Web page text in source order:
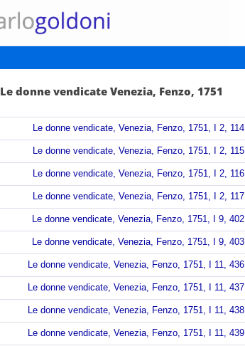
Le donne vendicate Venezia, Fenzo, 1751
Le donne vendicate, Venezia, Fenzo, 1751, I 2, 114
Le donne vendicate, Venezia, Fenzo, 1751, I 2, 115
Le donne vendicate, Venezia, Fenzo, 1751, I 2, 116
Le donne vendicate, Venezia, Fenzo, 1751, I 2, 117
Le donne vendicate, Venezia, Fenzo, 1751, I 9, 402
Le donne vendicate, Venezia, Fenzo, 1751, I 9, 403
Le donne vendicate, Venezia, Fenzo, 1751, I 11, 436
Le donne vendicate, Venezia, Fenzo, 1751, I 11, 437
Le donne vendicate, Venezia, Fenzo, 1751, I 11, 438
Le donne vendicate, Venezia, Fenzo, 1751, I 11, 439